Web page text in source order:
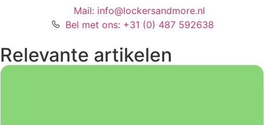
Mail: info@lockersandmore.nl
Bel met ons: +31 (0) 487 592638
Relevante artikelen